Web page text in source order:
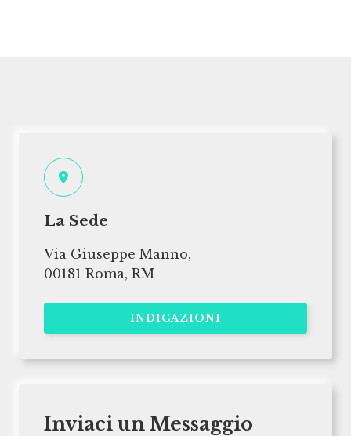
La Sede
Via Giuseppe Manno,
00181 Roma, RM
INDICAZIONI
Inviaci un Messaggio